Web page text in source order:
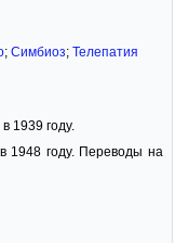
; Симбиоз; Телепатия
1939 году.
1948 году. Переводы на